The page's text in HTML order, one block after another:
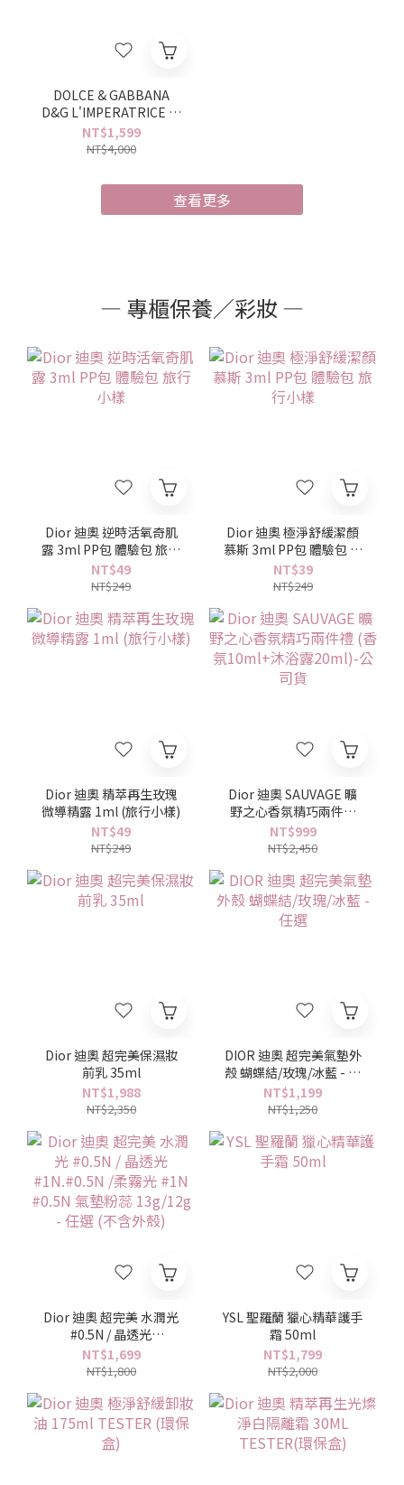
DOLCE & GABBANA
D&G L'IMPERATRICE 卓
絕群倫王后淡香水(3號王
后) 100ml TESTER(環保
NT$1,599
NT$4,000
查看更多
— 專櫃保養／彩妝 —
Dior 迪奧 逆時活氧奇肌
露 3ml PP包 體驗包 旅行
小樣
NT$49
NT$249
Dior 迪奧 極淨舒緩潔顏
慕斯 3ml PP包 體驗包 旅
行小樣
NT$39
NT$249
Dior 迪奧 精萃再生玫瑰
微導精露 1ml (旅行小樣)
NT$49
NT$249
Dior 迪奧 SAUVAGE 曠
野之心香氛精巧兩件禮
(香氛10ml+沐浴露
20ml)-公司貨
NT$999
NT$2,450
Dior 迪奧 超完美保濕妝
前乳 35ml
NT$1,988
NT$2,350
DIOR 迪奧 超完美氣墊外
殼 蝴蝶結/玫瑰/冰藍 - 任
選
NT$1,199
NT$1,250
Dior 迪奧 超完美 水潤光
#0.5N / 晶透光
#1N.#0.5N /柔霧光 #1N
#0.5N 氣墊粉蕊 13g/12g
NT$1,699
NT$1,800
YSL 聖羅蘭 獵心精華護手
霜 50ml
NT$1,799
NT$2,000